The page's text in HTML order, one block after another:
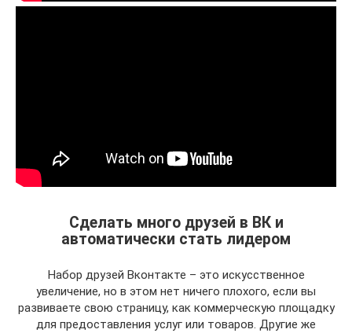
Сделать много друзей в ВК и
автоматически стать лидером
Набор друзей Вконтакте – это искусственное
увеличение, но в этом нет ничего плохого, если вы
развиваете свою страницу, как коммерческую площадку
для предоставления услуг или товаров. Другие же